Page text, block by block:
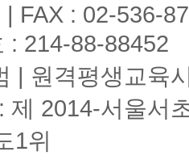
FAX : 02-536-
: 214-88-88452
| 원격평생교육
제 2014-서울서
1위